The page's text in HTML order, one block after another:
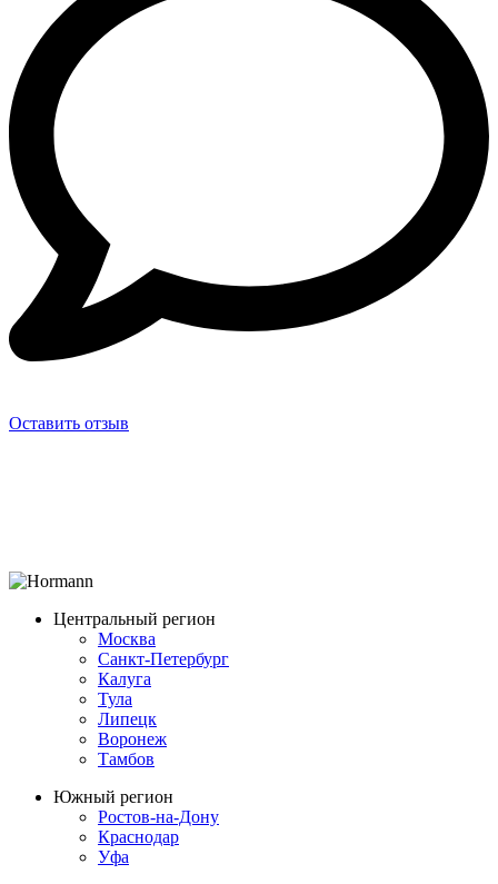
Оставить отзыв
Центральный регион
Москва
Санкт-Петербург
Калуга
Тула
Липецк
Воронеж
Тамбов
Южный регион
Ростов-на-Дону
Краснодар
Уфа